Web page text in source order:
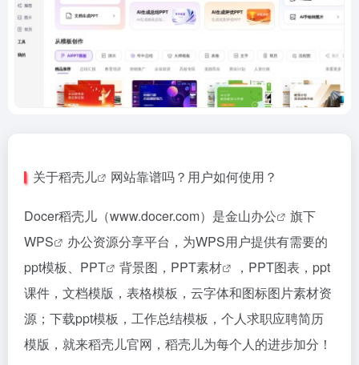
关于稻壳儿 网站靠谱吗？用户如何使用？
Docer稻壳儿（www.docer.com）是金山办公
旗下
WPS
办公资源分享平台，为WPS用户提供有需要的
ppt模板、 PPT 背景图， PPT素材
，PPT图表，ppt
课件，文档模版，表格模板，云字体和图标图片素材资
源；下载ppt模板，工作总结模板，个人求职应聘简历
模版，就来稻壳儿官网，稻壳儿为每个人的进步加分！